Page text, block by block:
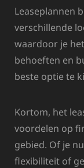
Leaseplannen
verschillende
waardoor je
behoeften en
beste optie te
Kortom, het
voordelen op
gebied. Of je
flexibiliteit of